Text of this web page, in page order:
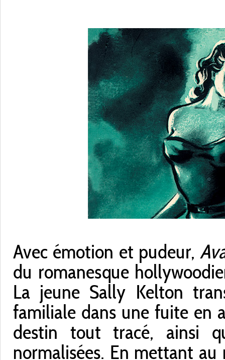
Avec émotion et pudeur,
du romanesque
La jeune Sally Kelton
familiale dans une fuite en
destin tout tracé, ainsi
normalisées. En mettant